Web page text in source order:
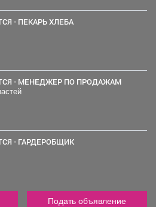
- ПЕКАРЬ ХЛЕБА
- МЕНЕДЖЕР ПО ПРОДАЖАМ
- ГАРДЕРОБЩИК
Подать объявление